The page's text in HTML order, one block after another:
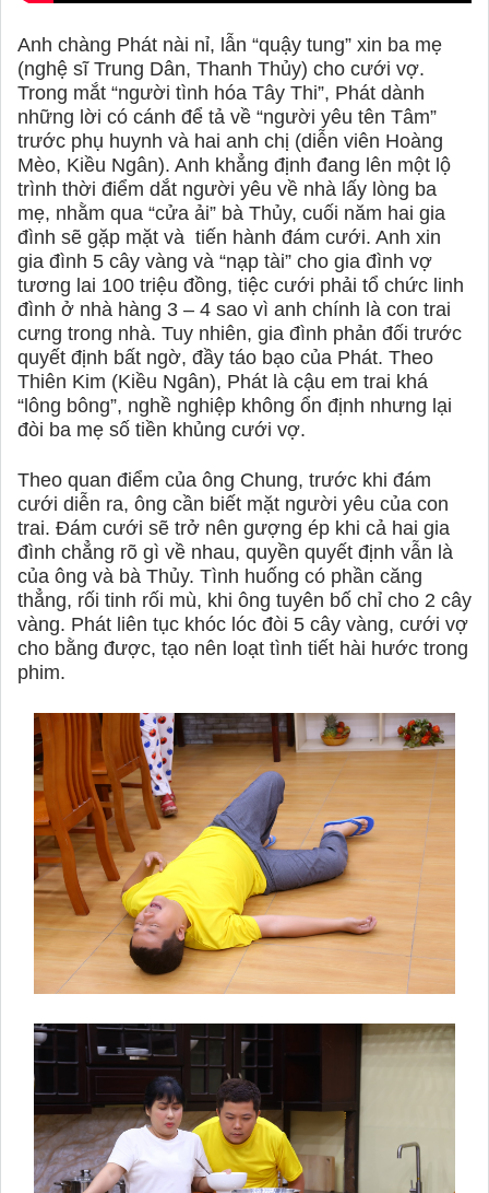
Anh chàng Phát nài nỉ, lẫn “quậy tung” xin ba mẹ
(nghệ sĩ Trung Dân, Thanh Thủy) cho cưới vợ.
Trong mắt “người tình hóa Tây Thi”, Phát dành
những lời có cánh để tả về “người yêu tên Tâm”
trước phụ huynh và hai anh chị (diễn viên Hoàng
Mèo, Kiều Ngân). Anh khẳng định đang lên một lộ
trình thời điểm dắt người yêu về nhà lấy lòng ba
mẹ, nhằm qua “cửa ải” bà Thủy, cuối năm hai gia
đình sẽ gặp mặt và tiến hành đám cưới. Anh xin
gia đình 5 cây vàng và “nạp tài” cho gia đình vợ
tương lai 100 triệu đồng, tiệc cưới phải tổ chức linh
đình ở nhà hàng 3 – 4 sao vì anh chính là con trai
cưng trong nhà. Tuy nhiên, gia đình phản đối trước
quyết định bất ngờ, đầy táo bạo của Phát. Theo
Thiên Kim (Kiều Ngân), Phát là cậu em trai khá
“lông bông”, nghề nghiệp không ổn định nhưng lại
đòi ba mẹ số tiền khủng cưới vợ.
Theo quan điểm của ông Chung, trước khi đám
cưới diễn ra, ông cần biết mặt người yêu của con
trai. Đám cưới sẽ trở nên gượng ép khi cả hai gia
đình chẳng rõ gì về nhau, quyền quyết định vẫn là
của ông và bà Thủy. Tình huống có phần căng
thẳng, rối tinh rối mù, khi ông tuyên bố chỉ cho 2 cây
vàng. Phát liên tục khóc lóc đòi 5 cây vàng, cưới vợ
cho bằng được, tạo nên loạt tình tiết hài hước trong
phim.